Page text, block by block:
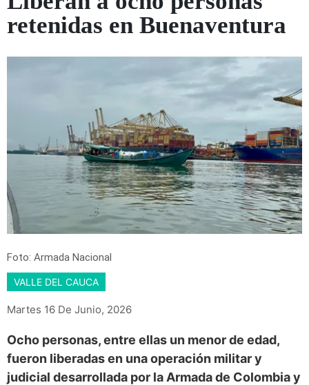
retenidas en Buenaventura
Foto: Armada Nacional
VALLE DEL CAUCA
Martes 16 De Junio, 2026
Ocho personas, entre ellas un menor de edad,
fueron liberadas en una operación militar y
judicial desarrollada por la Armada de Colombia y